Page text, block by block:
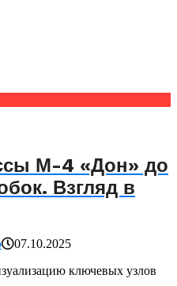
М-4 «Дон» до
Взгляд в
07.10.2025
ключевых узлов